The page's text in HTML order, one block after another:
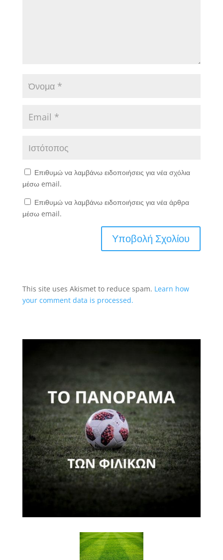
Επιθυμώ να λαμβάνω ειδοποιήσεις για νέα σχόλια
μέσω email.
Επιθυμώ να λαμβάνω ειδοποιήσεις για νέα άρθρα
μέσω email.
This site uses Akismet to reduce spam. Learn how
your comment data is processed.